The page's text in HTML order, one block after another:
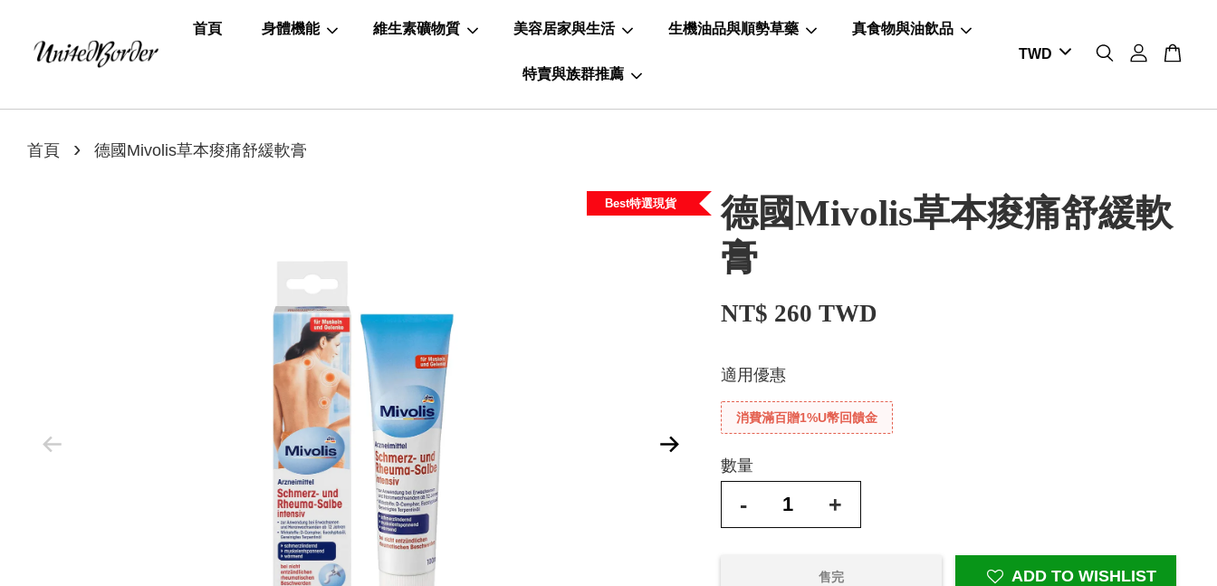
首頁 身體機能 維生素礦物質 美容居家與生活 生機油品與順勢草藥 真食物與油飲品
特賣與族群推薦
首頁 › 德國Mivolis草本痠痛舒緩軟膏
Best特選現貨
德國Mivolis草本痠痛舒緩軟
膏
NT$ 260 TWD
適用優惠
消費滿百贈1%U幣回饋金
數量
- +
售完 ADD TO WISHLIST